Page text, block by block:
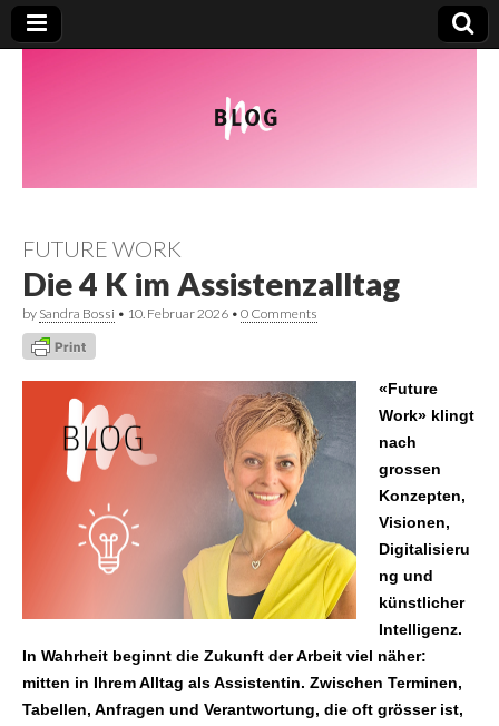
FUTURE WORK
Die 4 K im Assistenzalltag
by Sandra Bossi • 10. Februar 2026 • 0 Comments
«Future
Work» klingt
nach
grossen
Konzepten,
Visionen,
Digitalisieru
ng und
künstlicher
Intelligenz.
In Wahrheit beginnt die Zukunft der Arbeit viel näher:
mitten in Ihrem Alltag als Assistentin. Zwischen Terminen,
Tabellen, Anfragen und Verantwortung, die oft grösser ist,